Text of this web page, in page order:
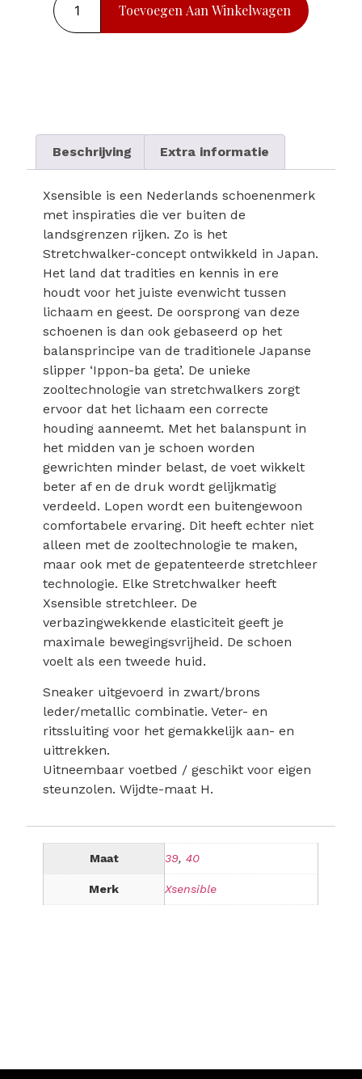
Toevoegen Aan Winkelwagen
Beschrijving Extra informatie
Xsensible is een Nederlands schoenenmerk
met inspiraties die ver buiten de
landsgrenzen rijken. Zo is het
Stretchwalker-concept ontwikkeld in Japan.
Het land dat tradities en kennis in ere
houdt voor het juiste evenwicht tussen
lichaam en geest. De oorsprong van deze
schoenen is dan ook gebaseerd op het
balansprincipe van de traditionele Japanse
slipper ‘Ippon-ba geta’. De unieke
zooltechnologie van stretchwalkers zorgt
ervoor dat het lichaam een correcte
houding aanneemt. Met het balanspunt in
het midden van je schoen worden
gewrichten minder belast, de voet wikkelt
beter af en de druk wordt gelijkmatig
verdeeld. Lopen wordt een buitengewoon
comfortabele ervaring. Dit heeft echter niet
alleen met de zooltechnologie te maken,
maar ook met de gepatenteerde stretchleer
technologie. Elke Stretchwalker heeft
Xsensible stretchleer. De
verbazingwekkende elasticiteit geeft je
maximale bewegingsvrijheid. De schoen
voelt als een tweede huid.
Sneaker uitgevoerd in zwart/brons
leder/metallic combinatie. Veter- en
ritssluiting voor het gemakkelijk aan- en
uittrekken.
Uitneembaar voetbed / geschikt voor eigen
steunzolen. Wijdte-maat H.
Maat 39,40
Merk Xsensible